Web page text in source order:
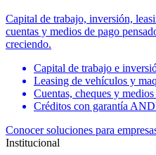
Capital de trabajo, inversión,
cuentas y medios de pago
creciendo.
Capital de trabajo e
Leasing de vehículos y
Cuentas, cheques y
Créditos con garantía
Conocer soluciones para
Institucional